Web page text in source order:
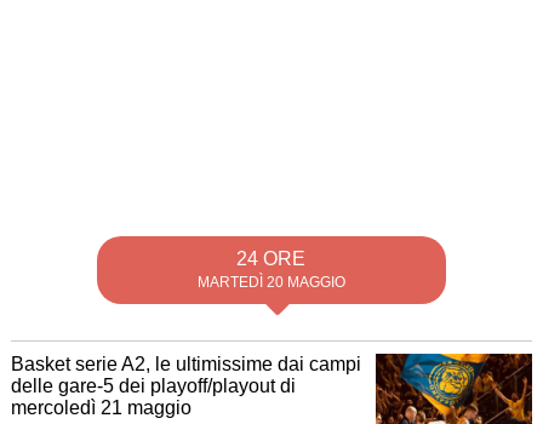
24 ORE
MARTEDÌ 20 MAGGIO
Basket serie A2, le ultimissime dai campi
delle gare-5 dei playoff/playout di
mercoledì 21 maggio